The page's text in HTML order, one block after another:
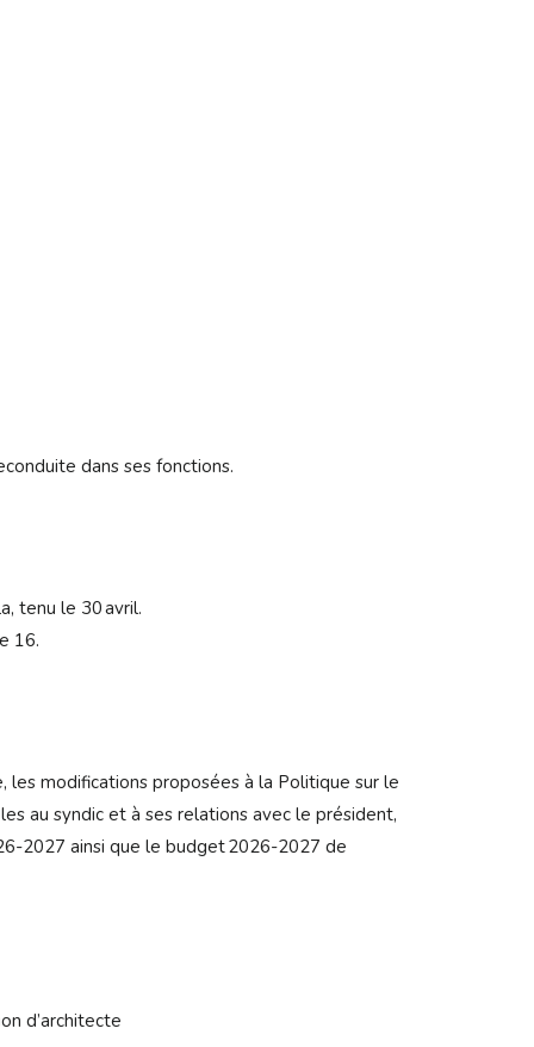
dans ses fonctions.
tenu le 30 avril.
16.
modifications proposées à la Politique sur le
au syndic et à ses relations avec le président,
2027 ainsi que le budget 2026-2027 de
d’architecte